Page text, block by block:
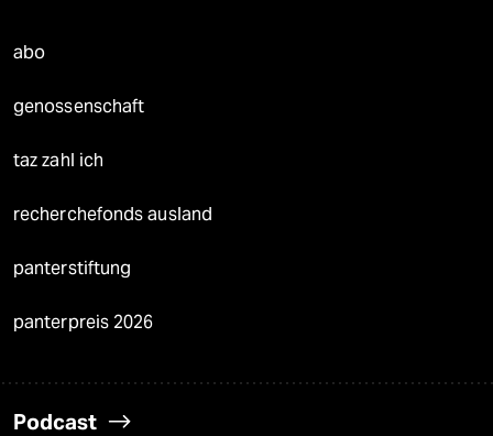
abo
genossenschaft
taz zahl ich
recherchefonds ausland
panterstiftung
panterpreis 2026
Podcast